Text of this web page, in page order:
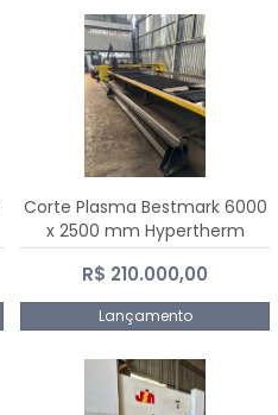
Corte Plasma Bestmark 6000
x 2500 mm Hypertherm
MaxPro 200
R$ 210.000,00
Lançamento